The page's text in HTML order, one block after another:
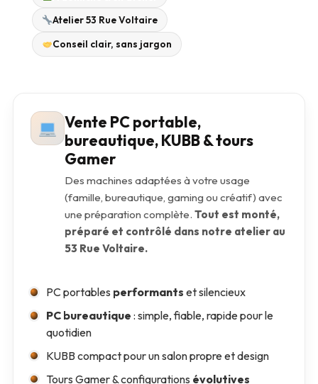
Atelier 53 Rue Voltaire
Conseil clair, sans jargon
Vente PC portable,
bureautique, KUBB & tours
Gamer
Des machines adaptées à votre usage
(famille, bureautique, gaming ou créatif) avec
une préparation complète. Tout est monté,
préparé et contrôlé dans notre atelier au
53 Rue Voltaire.
PC portables performants et silencieux
PC bureautique : simple, fiable, rapide pour le
quotidien
KUBB compact pour un salon propre et design
Tours Gamer & configurations évolutives